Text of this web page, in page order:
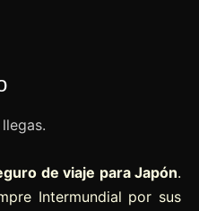
de viaje para Japón.
Intermundial por sus